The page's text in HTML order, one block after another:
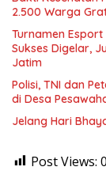
2.500 Warga
Turnamen
Sukses Digelar,
Jatim
Polisi, TNI dan
di Desa
Jelang Hari
Post Views: 0